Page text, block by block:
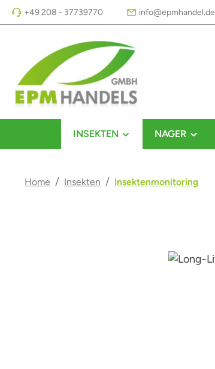
Hauptinhalt springen
Zur Suche springen
Zur Hauptnavigation springen
+49 208 - 37739770 info@epmhandel.de
INSEKTEN NAGER
Home / Insekten / Insektenmonitoring